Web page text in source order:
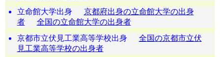
立命館大学出身 京都府出身の立命館大学の出身
者
全国の立命館大学の出身者
京都市立伏見工業高等学校出身 全国の京都市立伏
見工業高等学校の出身者